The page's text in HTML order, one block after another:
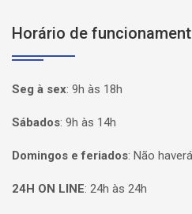
Horário de
Seg à sex: 9h às 18h
Sábados: 9h às 14h
Domingos e feriados: Não
24H ON LINE: 24h às 24h